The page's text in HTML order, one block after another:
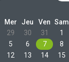
Mer Jeu Ven Sam
29 30 31 1
5 6 7 8
12 13 14 15